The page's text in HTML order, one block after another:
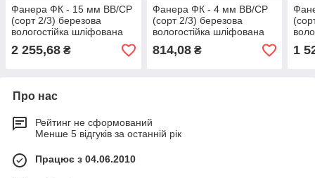
Фанера ФК - 15 мм ВВ/СР
(сорт 2/3) березова
вологостійка шліфована
2 255,68 ₴
Фанера ФК - 4 мм ВВ/СР
(сорт 2/3) березова
вологостійка шліфована
814,08₴ 1
Про нас
Рейтинг не сформований
Менше 5 відгуків за останній рік
Працює з 04.06.2010